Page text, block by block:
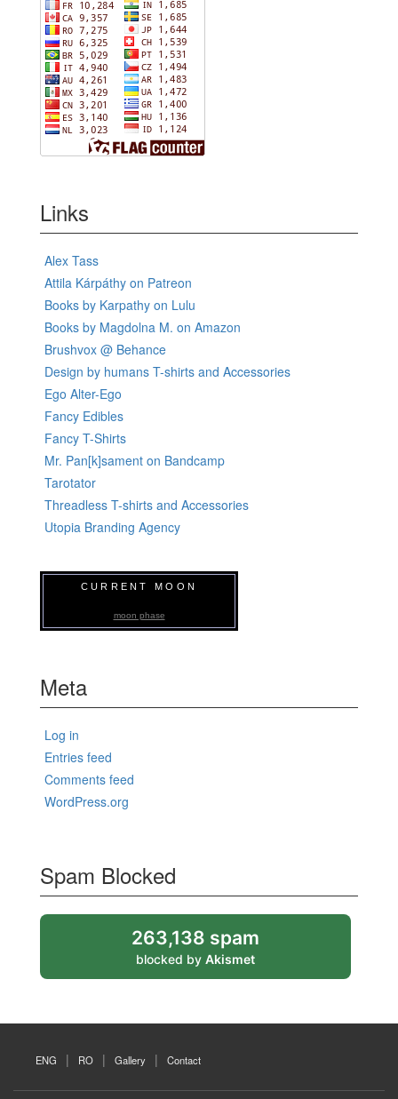
Links
Alex Tass
Attila Kárpáthy on Patreon
Books by Karpathy on Lulu
Books by Magdolna M. on Amazon
Brushvox @ Behance
Design by humans T-shirts and Accessories
Ego Alter-Ego
Fancy Edibles
Fancy T-Shirts
Mr. Pan[k]sament on Bandcamp
Tarotator
Threadless T-shirts and Accessories
Utopia Branding Agency
CURRENT MOON
moon phase
Meta
Log in
Entries feed
Comments feed
WordPress.org
Spam Blocked
263,138 spam
blocked by Akismet
ENG RO Gallery Contact